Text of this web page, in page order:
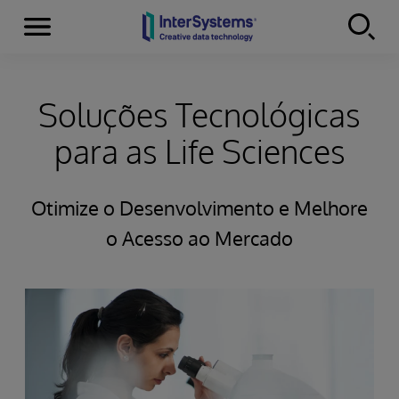
Skip to content
Menu
Soluções Tecnológicas
para as Life Sciences
Otimize o Desenvolvimento e Melhore
o Acesso ao Mercado